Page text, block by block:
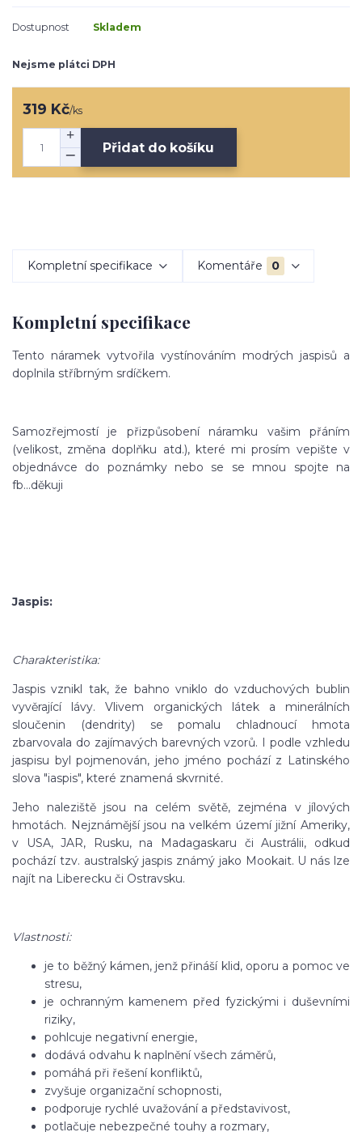
Dostupnost Skladem
Nejsme plátci DPH
319 Kč/ks
Přidat do košíku
Kompletní specifikace Komentáře 0
Kompletní specifikace
Tento náramek vytvořila vystínováním modrých jaspisů a
doplnila stříbrným srdíčkem.
Samozřejmostí je přizpůsobení náramku vašim přáním
(velikost, změna doplňku atd.), které mi prosím vepište v
objednávce do poznámky nebo se se mnou spojte na
fb...děkuji
Jaspis:
Charakteristika:
Jaspis vznikl tak, že bahno vniklo do vzduchových bublin
vyvěrající lávy. Vlivem organických látek a minerálních
sloučenin (dendrity) se pomalu chladnoucí hmota
zbarvovala do zajímavých barevných vzorů. I podle vzhledu
jaspisu byl pojmenován, jeho jméno pochází z Latinského
slova "iaspis", které znamená skvrnité.
Jeho naleziště jsou na celém světě, zejména v jílových
hmotách. Nejznámější jsou na velkém území jižní Ameriky,
v USA, JAR, Rusku, na Madagaskaru či Austrálii, odkud
pochází tzv. australský jaspis známý jako Mookait. U nás lze
najít na Liberecku či Ostravsku.
Vlastnosti:
je to běžný kámen, jenž přináší klid, oporu a pomoc ve
stresu,
je ochranným kamenem před fyzickými i duševními
riziky,
pohlcuje negativní energie,
dodává odvahu k naplnění všech záměrů,
pomáhá při řešení konfliktů,
zvyšuje organizační schopnosti,
podporuje rychlé uvažování a představivost,
potlačuje nebezpečné touhy a rozmary,